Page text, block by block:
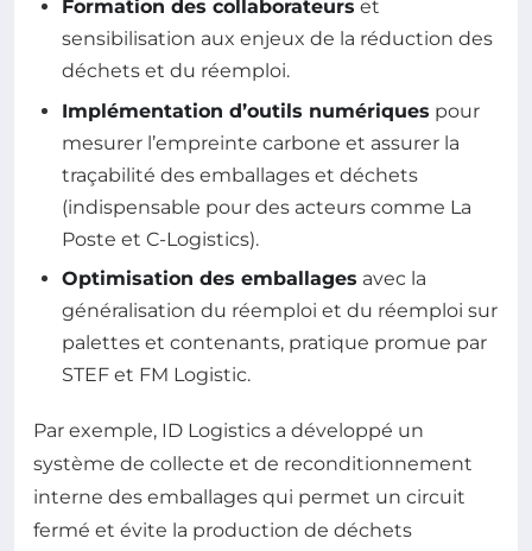
Formation des collaborateurs et
sensibilisation aux enjeux de la réduction des
déchets et du réemploi.
Implémentation d’outils numériques pour
mesurer l’empreinte carbone et assurer la
traçabilité des emballages et déchets
(indispensable pour des acteurs comme La
Poste et C-Logistics).
Optimisation des emballages avec la
généralisation du réemploi et du réemploi sur
palettes et contenants, pratique promue par
STEF et FM Logistic.
Par exemple, ID Logistics a développé un
système de collecte et de reconditionnement
interne des emballages qui permet un circuit
fermé et évite la production de déchets